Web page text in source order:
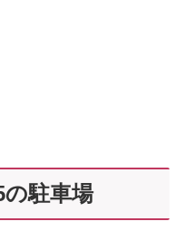
駐車場